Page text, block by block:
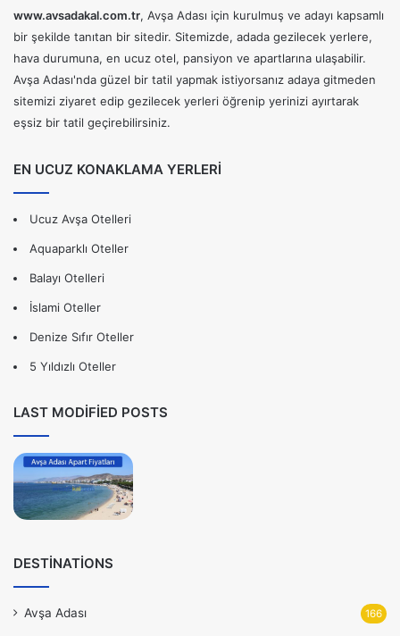
www.avsadakal.com.tr, Avşa Adası için kurulmuş ve adayı kapsamlı
bir şekilde tanıtan bir sitedir. Sitemizde, adada gezilecek yerlere,
hava durumuna, en ucuz otel, pansiyon ve apartlarına ulaşabilir.
Avşa Adası'nda güzel bir tatil yapmak istiyorsanız adaya gitmeden
sitemizi ziyaret edip gezilecek yerleri öğrenip yerinizi ayırtarak
eşsiz bir tatil geçirebilirsiniz.
EN UCUZ KONAKLAMA YERLERİ
Ucuz Avşa Otelleri
Aquaparklı Oteller
Balayı Otelleri
İslami Oteller
Denize Sıfır Oteller
5 Yıldızlı Oteller
LAST MODIFIED POSTS
DESTINATIONS
Avşa Adası 166